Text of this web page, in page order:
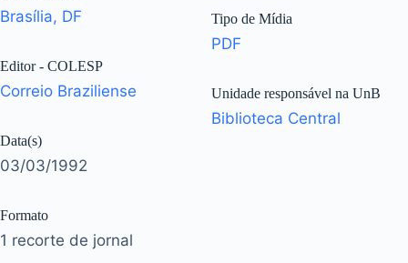
Brasília, DF
Editor - COLESP
Correio Braziliense
Data(s)
03/03/1992
Formato
1 recorte de jornal
Tipo de Mídia
PDF
Unidade responsável na UnB
Biblioteca Central